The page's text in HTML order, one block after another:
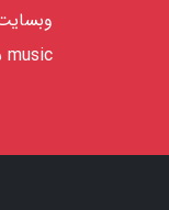
music ساخته شده است.